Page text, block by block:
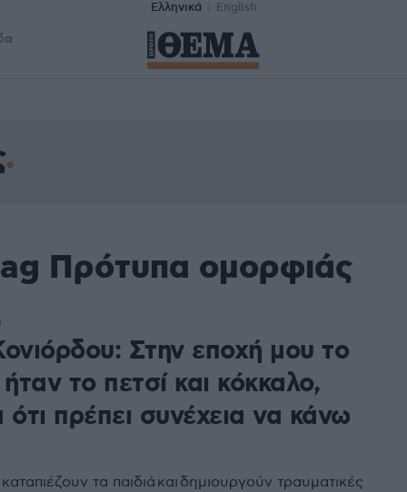
Ελληνικά English
Πρότυπα ομορφιάς
Στην εποχή μου το
ήταν το πετσί και κόκκαλο,
ότι πρέπει συνέχεια να κάνω
τα παιδιά και δημιουργούν τραυματικές